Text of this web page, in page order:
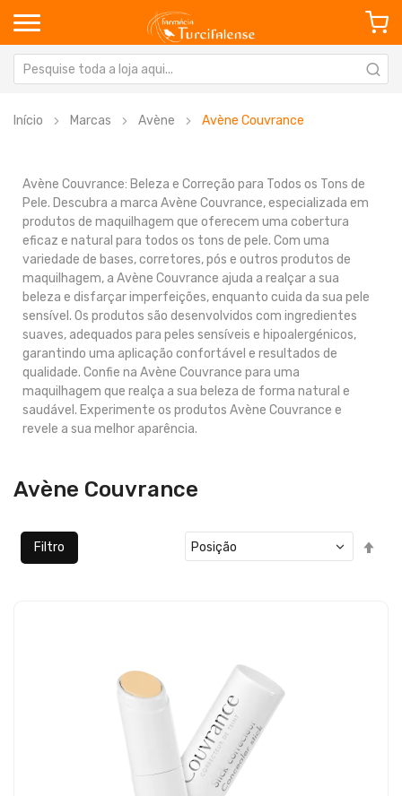
Início Marcas Avène Avène Couvrance
Avène Couvrance: Beleza e Correção para Todos os Tons de
Pele. Descubra a marca Avène Couvrance, especializada em
produtos de maquilhagem que oferecem uma cobertura
eficaz e natural para todos os tons de pele. Com uma
variedade de bases, corretores, pós e outros produtos de
maquilhagem, a Avène Couvrance ajuda a realçar a sua
beleza e disfarçar imperfeições, enquanto cuida da sua pele
sensível. Os produtos são desenvolvidos com ingredientes
suaves, adequados para peles sensíveis e hipoalergénicos,
garantindo uma aplicação confortável e resultados de
qualidade. Confie na Avène Couvrance para uma
maquilhagem que realça a sua beleza de forma natural e
saudável. Experimente os produtos Avène Couvrance e
revele a sua melhor aparência.
Avène Couvrance
Filtro